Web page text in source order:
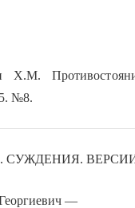
Х.М.
№8.
СУЖДЕНИЯ.
—